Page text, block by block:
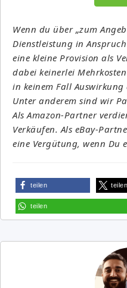
Wenn du über „zum
Dienstleistung in
eine kleine Provision als
dabei keinerlei
in keinem Fall
Unter anderem sind wir
Als Amazon-Partner
Verkäufen. Als eBay-
eine Vergütung, wenn Du
teilen teilen
teilen